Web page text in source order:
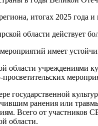
итогах 2025 года
области действует
имеет
области учреждениями
государственной
ранения или
Всего от участников
области.